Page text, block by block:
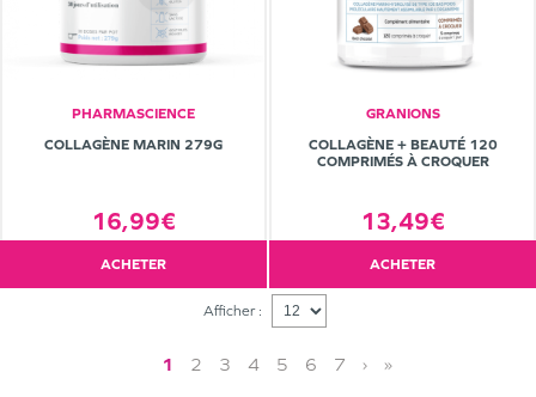
PHARMASCIENCE
COLLAGÈNE MARIN 279G
16,99€
ACHETER
GRANIONS
COLLAGÈNE + BEAUTÉ 120
COMPRIMÉS À CROQUER
13,49€
ACHETER
Afficher :
1 2 3 4 5 6 7 › »